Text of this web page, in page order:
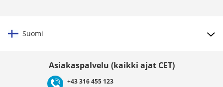
koota oman setuppisi. Tutustu laajaan valikoimaandekkejä
ja muitalisävarusteita
ainutlaatuisen laudan. Täältä löydät kaiken tarvitsemasi.
Suomi
Asiakaspalvelu (kaikki ajat CET)
+43 316 455 123